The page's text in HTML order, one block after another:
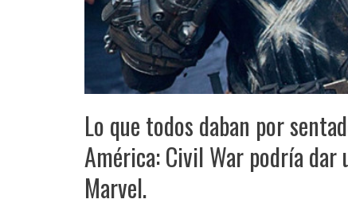
Lo que todos daban por
América: Civil War podría
Marvel.